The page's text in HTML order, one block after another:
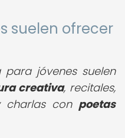
suelen ofrecer
para jóvenes suelen
creativa, recitales,
charlas con poetas